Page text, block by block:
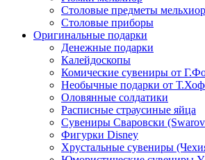
Столовые предметы мельхиор
Столовые приборы
Оригинальные подарки
Денежные подарки
Калейдоскопы
Комические сувениры от
Необычные подарки от
Оловянные солдатики
Расписные страусиные яйца
Сувениры Сваровски
Фигурки Disney
Хрустальные сувениры